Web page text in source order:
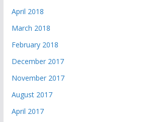
April 2018
March 2018
February 2018
December 2017
November 2017
August 2017
April 2017